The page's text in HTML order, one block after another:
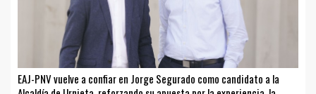
EAJ-PNV vuelve a confiar en Jorge Segurado como candidato a la